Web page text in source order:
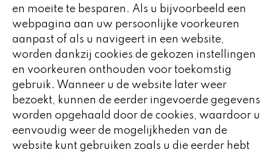
en moeite te besparen. Als u bijvoorbeeld een
webpagina aan uw persoonlijke voorkeuren
aanpast of als u navigeert in een website,
worden dankzij cookies de gekozen instellingen
en voorkeuren onthouden voor toekomstig
gebruik. Wanneer u de website later weer
bezoekt, kunnen de eerder ingevoerde gegevens
worden opgehaald door de cookies, waardoor u
eenvoudig weer de mogelijkheden van de
website kunt gebruiken zoals u die eerder hebt